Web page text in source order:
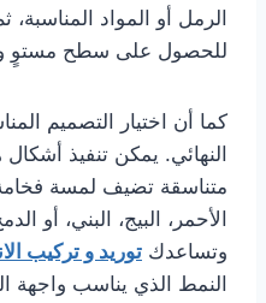
الرمل أو المواد
للحصول على سطح مستوٍ
كما أن اختيار التصميم
النهائي. يمكن تنفيذ
متناسقة تضيف لمسة
الأحمر، البيج، البني، أو
وتساعدك توريد و تركيب
النمط الذي يناسب واجهة